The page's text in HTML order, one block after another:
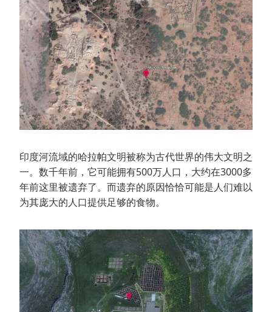
印度河流域的哈拉帕文明被称为古代世界的伟大文明之
一。数千年前，它可能拥有500万人口，大约在3000多
年前这里被遗弃了。而遗弃的原因恰恰可能是人们难以
为其庞大的人口提供足够的食物。